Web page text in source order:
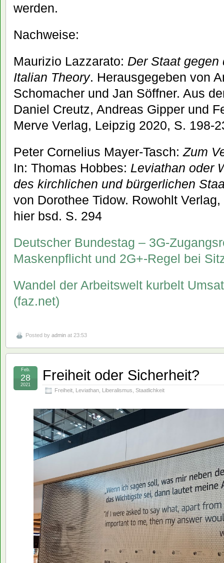
werden.
Nachweise:
Maurizio Lazzarato: Der Staat
Italian Theory. Herausgegeben von
Schomacher und Jan Söffner. Aus
Daniel Creutz, Andreas Gipper und
Merve Verlag, Leipzig 2020, S. 198-
Peter Cornelius Mayer-Tasch:Zum
In: Thomas Hobbes: Leviathan oder
des kirchlichen und bürgerlichen
von Dorothee Tidow. Rowohlt
hier bsd. S. 294
Deutscher Bundestag – 3G-
Maskenpflicht und 2G+-Regel bei
Wandel der Arbeitswelt kurbelt
(faz.net)
Posted by admin at 23:53
Freiheit oder Sicherheit?
Freiheit Leviathan Liberalismus Staatlichkeit
Feb.
28
2021